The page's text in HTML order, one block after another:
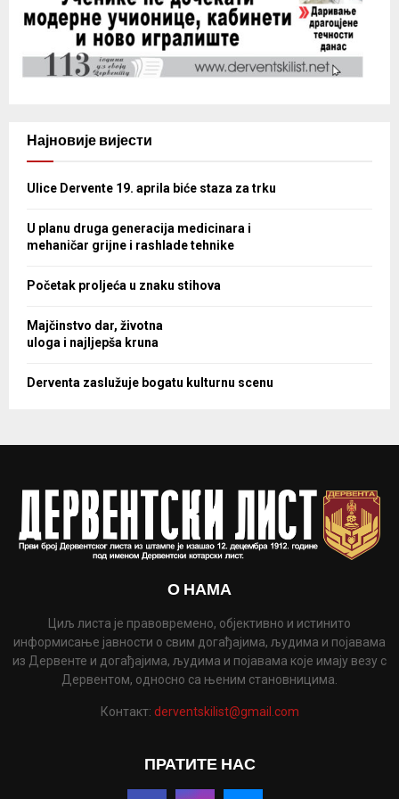
Најновије вијести
Ulice Dervente 19. aprila biće staza za trku
U planu druga generacija medicinara i
mehaničar grijne i rashlade tehnike
Početak proljeća u znaku stihova
Majčinstvo dar, životna
uloga i najljepša kruna
Derventa zaslužuje bogatu kulturnu scenu
О НАМА
Циљ листа је правовремено, објективно и истинито
информисање јавности о свим догађајима, људима и појавама
из Дервенте и догађајима, људима и појавама које имају везу с
Дервентом, односно са њеним становницима.
Контакт: derventskilist@gmail.com
ПРАТИТЕ НАС